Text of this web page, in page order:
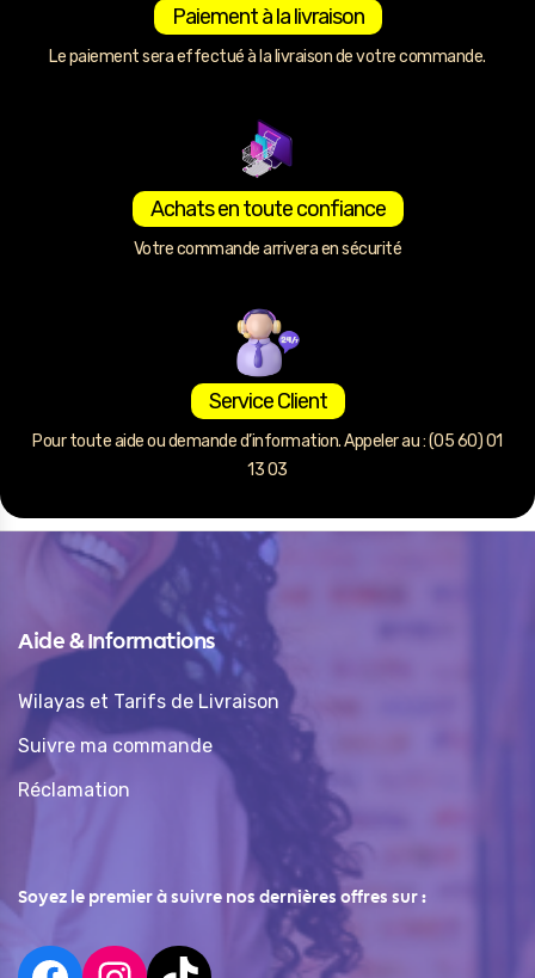
Paiement à la livraison
Le paiement sera effectué à la livraison de votre commande.
Achats en toute confiance
Votre commande arrivera en sécurité
Service Client
Pour toute aide ou demande d’information. Appeler au : (05 60) 01
13 03
Aide & Informations
Wilayas et Tarifs de Livraison
Suivre ma commande
Réclamation
Soyez le premier à suivre nos dernières offres sur :